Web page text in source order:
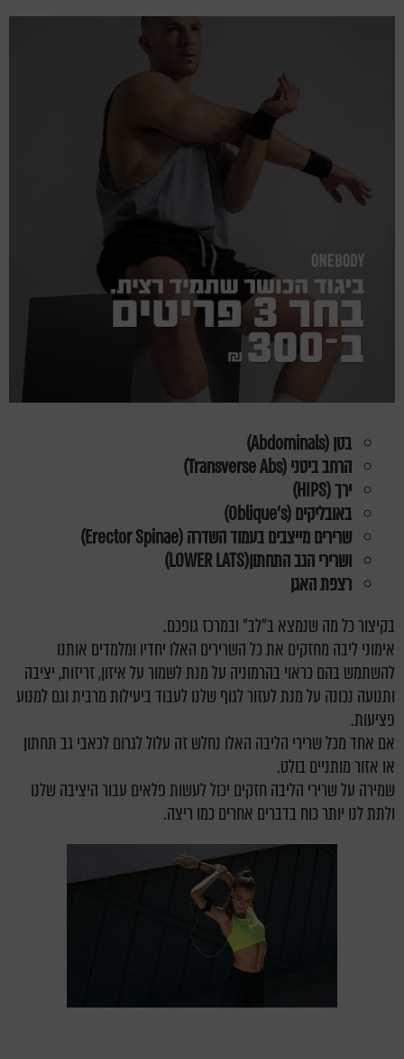
בטן (Abdominals
)
הרחב ביטני (Transverse Abs
)
ירך (HIPS
)
באובליקים (Oblique's
)
שרירים מייצבים בעמוד השדרה (Erector Spinae
)
ושרירי הגב התחתון(LOWER LATS
)
רצפת האגן
בקיצור כל מה שנמצא ב"לב" ובמרכז גופכם.
אימוני ליבה מחזקים את כל השרירים האלו יחדיו ומלמדים אותנו
להשתמש בהם כראוי בהרמוניה על מנת לשמור על איזון, זריזות, יציבה
ותנועה נכונה על מנת לעזור לגוף שלנו לעבוד ביעילות מרבית וגם למנוע
פציעות.
אם אחד מכל שרירי הליבה האלו נחלש זה עלול לגרום לכאבי גב תחתון
או אזור מותניים בולט.
שמירה על שרירי הליבה חזקים יכול לעשות פלאים עבור היציבה שלנו
ולתת לנו יותר כוח בדברים אחרים כמו ריצה.